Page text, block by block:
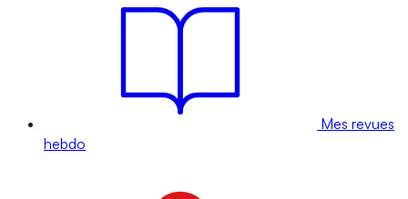
Mes revues
hebdo